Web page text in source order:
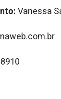
Vanessa